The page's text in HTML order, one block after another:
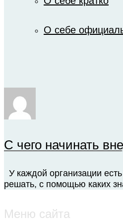
О себе
С чего начинать
У каждой организации
решать, с помощью каких
Меню сайта